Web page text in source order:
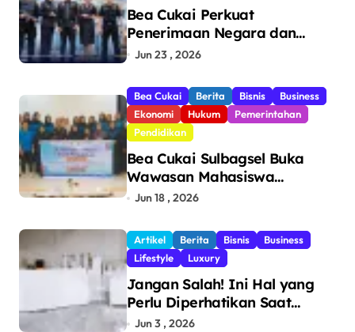
Bea Cukai Perkuat
Penerimaan Negara dan
Pengawasan, Setor Rp123,8
Jun 23 , 2026
Bea Cukai Berita Bisnis
Business
Ekonomi
Hukum
Pemerintahan
Pendidikan
Bea Cukai Sulbagsel Buka
Wawasan Mahasiswa
Politeknik Bosowa tentang
dan Pencegahan Barang
Ilegal
Jun 18 , 2026
Artikel Berita Bisnis
Business
Lifestyle
Luxury
Jangan Salah! Ini Hal yang
Perlu Diperhatikan Saat
Pasang Big Slab
Jun 3 , 2026